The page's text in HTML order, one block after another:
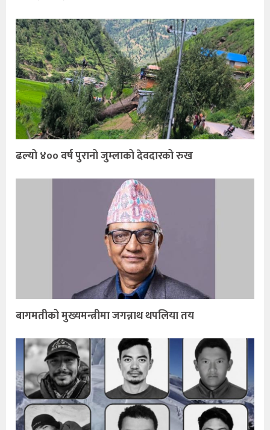
ढल्यो ४०० वर्ष पुरानो जुम्लाको देवदारको रुख
बागमतीको मुख्यमन्त्रीमा जगन्नाथ थपलिया तय